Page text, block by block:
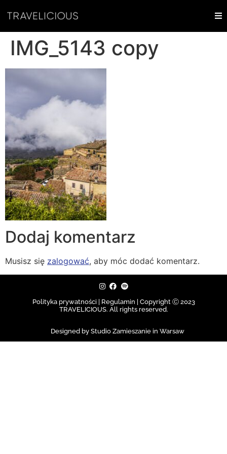
IMG_5143 copy
Dodaj komentarz
Musisz się zalogować, aby móc dodać komentarz.
Polityka prywatności | Regulamin | Copyright Ⓒ 2023
TRAVELICIOUS. All rights reserved.
Designed by Studio Zamieszanie in Warsaw